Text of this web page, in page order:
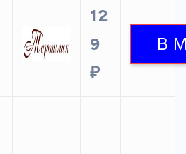
12
9
₽